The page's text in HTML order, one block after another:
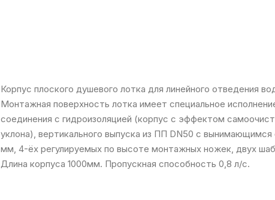
Корпус плоского душевого лотка для линейного отведения
Монтажная поверхность лотка имеет специальное
соединения с гидроизоляцией (корпус с эффектом
уклона), вертикального выпуска из ПП DN50 с
мм, 4-ёх регулируемых по высоте монтажных ножек, двух
Длина корпуса 1000мм. Пропускная способность 0,8 л/с.